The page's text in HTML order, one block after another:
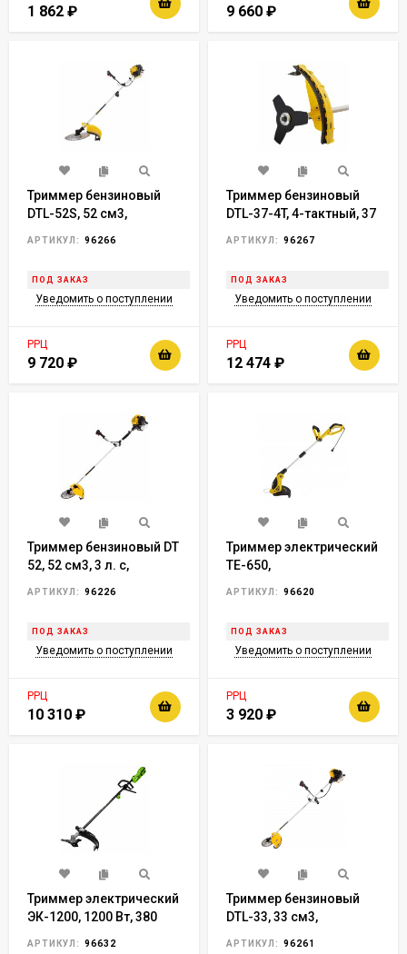
1 862 ₽ 9 660 ₽
Триммер бензиновый
DTL-52S, 52 см3,
АРТИКУЛ: 96266
ПОД ЗАКАЗ
Уведомить о поступлении
РРЦ
9 720 ₽
Триммер бензиновый
DTL-37-4T, 4-тактный, 37
АРТИКУЛ: 96267
ПОД ЗАКАЗ
Уведомить о поступлении
РРЦ
12 474 ₽
Триммер бензиновый DT
52, 52 см3, 3 л. с,
АРТИКУЛ: 96226
ПОД ЗАКАЗ
Уведомить о поступлении
РРЦ
10 310 ₽
Триммер электрический
TE-650,
АРТИКУЛ: 96620
ПОД ЗАКАЗ
Уведомить о поступлении
РРЦ
3 920 ₽
Триммер электрический
ЭК-1200, 1200 Вт, 380
АРТИКУЛ: 96632
Триммер бензиновый
DTL-33, 33 см3,
АРТИКУЛ: 96261